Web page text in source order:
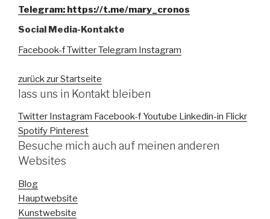
Telegram: https://t.me/mary_cronos
Social Media-Kontakte
Facebook-fTwitterTelegram Instagram
zurück zur Startseite
lass uns in Kontakt bleiben
Twitter Instagram Facebook-f Youtube Linkedin-in Flickr
Spotify Pinterest
Besuche mich auch auf meinen anderen
Websites
Blog
Hauptwebsite
Kunstwebsite